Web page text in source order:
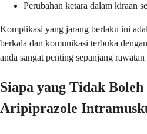
Perubahan ketara dalam kiraan
Komplikasi yang jarang berlaku ini
berkala dan komunikasi terbuka
anda sangat penting sepanjang rawatan
Siapa yang Tidak
Aripiprazole